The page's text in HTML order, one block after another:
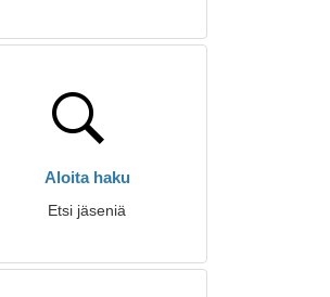
Aloita haku
Etsi jäseniä